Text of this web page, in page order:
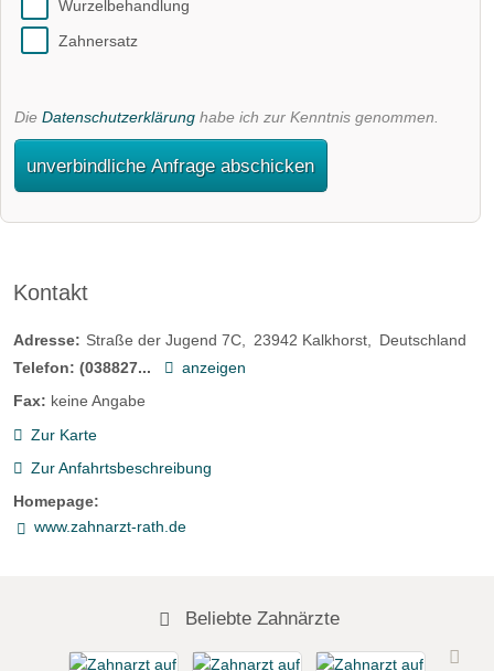
Wurzelbehandlung
Zahnersatz
Die Datenschutzerklärung habe ich zur Kenntnis genommen.
unverbindliche Anfrage abschicken
Kontakt
Adresse: Straße der Jugend 7C 23942 Kalkhorst
Deutschland
Telefon: (038827...
anzeigen
Fax: keine Angabe
Zur Karte
Zur Anfahrtsbeschreibung
Homepage:
www.zahnarzt-rath.de
Beliebte Zahnärzte